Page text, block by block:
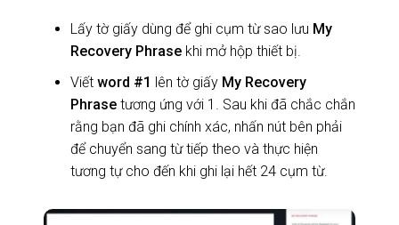
Lấy tờ giấy dùng để ghi cụm từ sao lưu My
Recovery Phrase khi mở hộp thiết bị.
Viết word #1 lên tờ giấy My Recovery
Phrase tương ứng với 1. Sau khi đã chắc chắn
rằng bạn đã ghi chính xác, nhấn nút bên phải
để chuyển sang từ tiếp theo và thực hiện
tương tự cho đến khi ghi lại hết 24 cụm từ.